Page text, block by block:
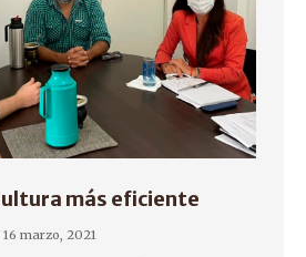
más eficiente
16 marzo, 2021